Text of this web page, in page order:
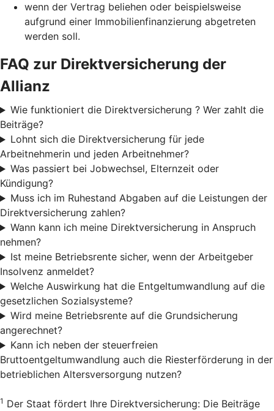
wenn der Vertrag beliehen oder beispielsweise
aufgrund einer Immobilienfinanzierung abgetreten
werden soll.
FAQ zur Direktversicherung der
Allianz
Wie funktioniert die Direktversicherung ? Wer zahlt die
Beiträge?
Lohnt sich die Direktversicherung für jede
Arbeitnehmerin und jeden Arbeitnehmer?
Was passiert bei Jobwechsel, Elternzeit oder
Kündigung?
Muss ich im Ruhestand Abgaben auf die Leistungen der
Direktversicherung zahlen?
Wann kann ich meine Direktversicherung in Anspruch
nehmen?
Ist meine Betriebsrente sicher, wenn der Arbeitgeber
Insolvenz anmeldet?
Welche Auswirkung hat die Entgeltumwandlung auf die
gesetzlichen Sozialsysteme?
Wird meine Betriebsrente auf die Grundsicherung
angerechnet?
Kann ich neben der steuerfreien
Bruttoentgeltumwandlung auch die Riesterförderung in der
betrieblichen Altersversorgung nutzen?
1 Der Staat fördert Ihre Direktversicherung: Die Beiträge